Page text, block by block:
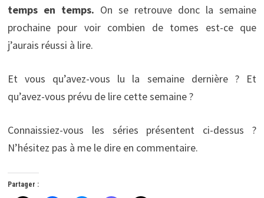
temps en temps. On se retrouve donc la semaine
prochaine pour voir combien de tomes est-ce que
j’aurais réussi à lire.
Et vous qu’avez-vous lu la semaine dernière ? Et
qu’avez-vous prévu de lire cette semaine ?
Connaissiez-vous les séries présentent ci-dessus ?
N’hésitez pas à me le dire en commentaire.
Partager :